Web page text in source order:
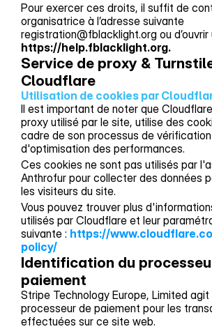
Pour exercer ces droits, il suffit de
organisatrice à l’adresse suivante
registration@fblacklight.org ou
https://help.fblacklight.org.
Service de proxy &
Cloudflare
Utilisation de cookies par
Il est important de noter que
proxy utilisé par le site, utilise des
cadre de son processus de
d'optimisation des performances.
Ces cookies ne sont pas utilisés par
Anthrofur pour collecter des données
les visiteurs du site.
Vous pouvez trouver plus
utilisés par Cloudflare et leur
suivante : https://
policy/
Identification du
paiement
Stripe Technology Europe, Limited
processeur de paiement pour les
effectuées sur ce site web.